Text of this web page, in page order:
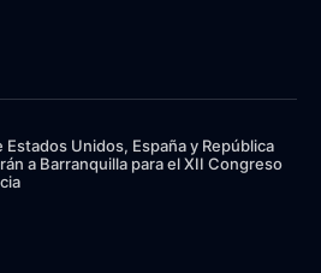
Estados Unidos, España y República
a Barranquilla para el XII Congreso